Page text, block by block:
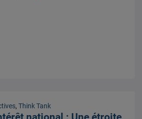
,Think Tank